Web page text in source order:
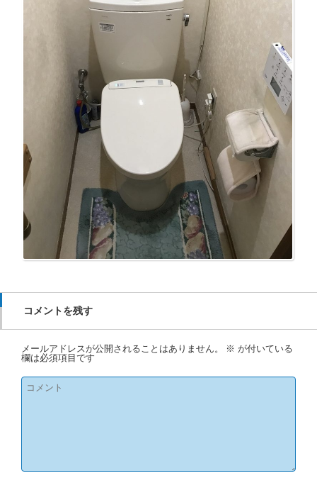
コメントを残す
メールアドレスが公開されることはありません。 ※ が付いている
欄は必須項目です